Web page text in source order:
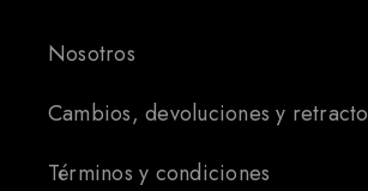
Nosotros
Cambios, devoluciones y retracto
Términos y condiciones